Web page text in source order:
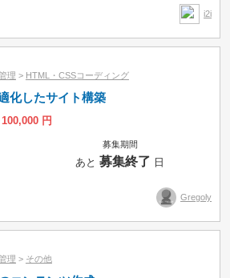
i2i
理 > HTML・CSSコーディング
化したサイト構築
円
募集期間
あと募集終了 日
Gregoly
理 > その他